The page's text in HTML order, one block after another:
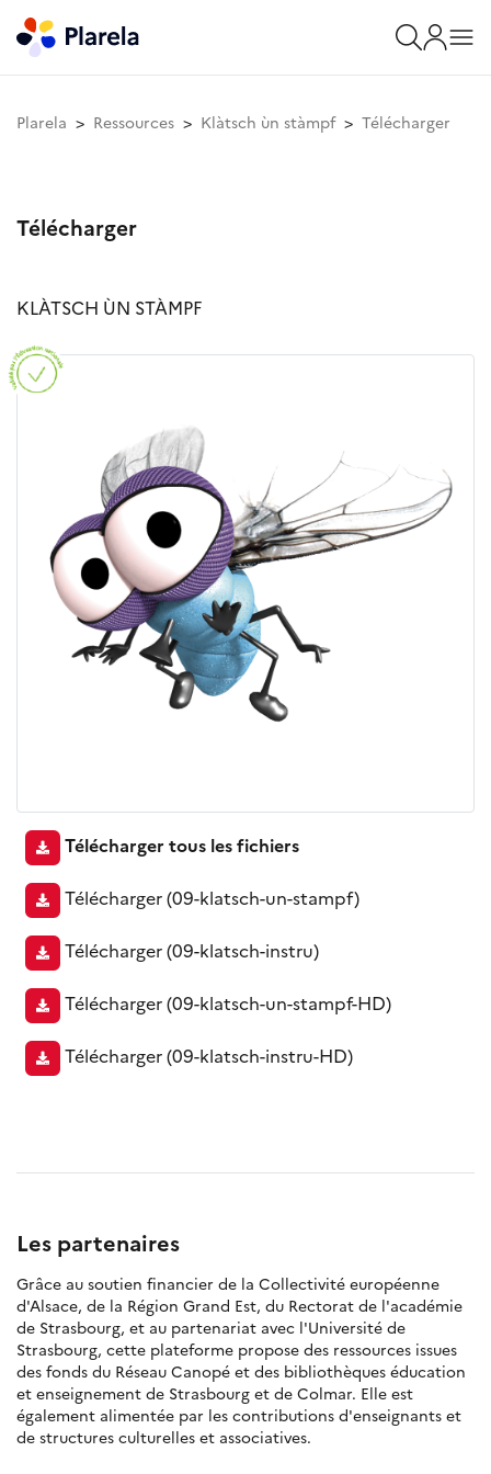
Plarela Ressources Klàtsch ùn stàmpf Télécharger
Télécharger
KLÀTSCH ÙN STÀMPF
Télécharger tous les fichiers
Télécharger(09-klatsch-un-stampf)
Télécharger(09-klatsch-instru)
Télécharger(09-klatsch-un-stampf-HD)
Télécharger(09-klatsch-instru-HD)
Les partenaires
Grâce au soutien financier de la Collectivité européenne
d'Alsace, de la Région Grand Est, du Rectorat de l'académie
de Strasbourg, et au partenariat avec l'Université de
Strasbourg, cette plateforme propose des ressources issues
des fonds du Réseau Canopé et des bibliothèques éducation
et enseignement de Strasbourg et de Colmar. Elle est
également alimentée par les contributions d'enseignants et
de structures culturelles et associatives.